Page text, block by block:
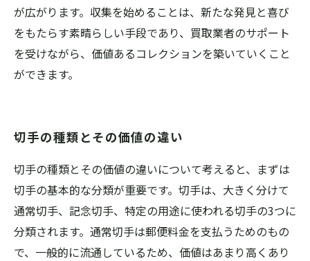
が広がります。収集を始めることは、新たな発見と喜び
をもたらす素晴らしい手段であり、買取業者のサポート
を受けながら、価値あるコレクションを築いていくこと
ができます。
切手の種類とその価値の違い
切手の種類とその価値の違いについて考えると、まずは
切手の基本的な分類が重要です。切手は、大きく分けて
通常切手、記念切手、特定の用途に使われる切手の3つに
分類されます。通常切手は郵便料金を支払うためのもの
で、一般的に流通しているため、価値はあまり高くあり